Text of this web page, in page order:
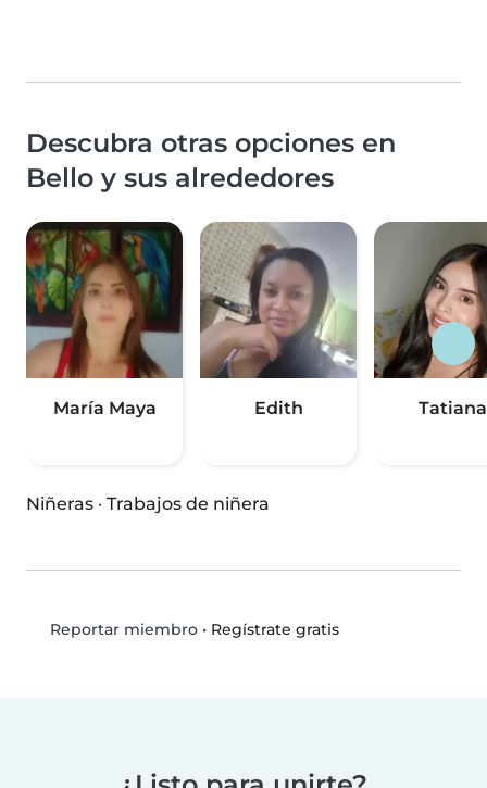
Descubra otras opciones en
Bello y sus alrededores
María Maya Edith Tatiana
Niñeras · Trabajos de niñera
Reportar miembro• Regístrate gratis